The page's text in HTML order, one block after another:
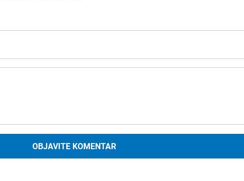
OBJAVITE KOMENTAR